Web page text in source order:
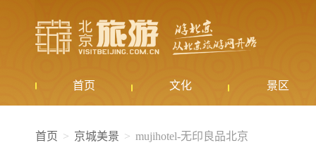
首页 文化 景区
首页 京城美景 mujihotel-无印良品北京